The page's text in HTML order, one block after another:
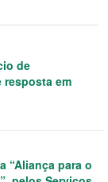
de
resposta em
“Aliança para o